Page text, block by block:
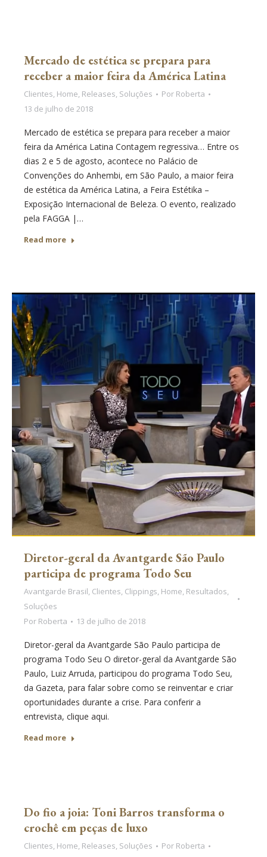
Mercado de estética se prepara para
receber a maior feira da América Latina
Clientes, Home, Releases, Soluções Por Roberta
13 de julho de 2018
Mercado de estética se prepara para receber a maior
feira da América Latina Contagem regressiva… Entre os
dias 2 e 5 de agosto, acontece no Palácio de
Convenções do Anhembi, em São Paulo, a maior feira
de estética da América Latina, a Feira Estétika –
Exposição Internacional de Beleza. O evento, realizado
pela FAGGA |…
Read more
Diretor-geral da Avantgarde São Paulo
participa de programa Todo Seu
Avantgarde Brasil, Clientes, Clippings, Home, Resultados,
Soluções
Por Roberta 13 de julho de 2018
Diretor-geral da Avantgarde São Paulo participa de
programa Todo Seu O diretor-geral da Avantgarde São
Paulo, Luiz Arruda, participou do programa Todo Seu,
da Gazeta, para falar sobre como se reinventar e criar
oportunidades durante a crise. Para conferir a
entrevista, clique aqui.
Read more
Do fio a joia: Toni Barros transforma o
crochê em peças de luxo
Clientes, Home, Releases, Soluções Por Roberta